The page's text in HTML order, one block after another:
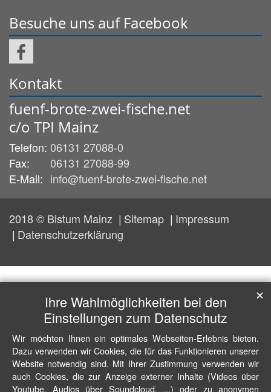
Besuche uns auf Facebook
Kontakt
fuenf-brote-zwei-fische.net
c/o TPI Mainz
Telefon: 06131 27088-0
Fax:
06131 27088-99
E-Mail: info@fuenf-brote-zwei-fische.net
2018 © Bistum Mainz Sitemap
Impressum
Datenschutzerklärung
Ihre Wahlmöglichkeiten bei den
Einstellungen zum Datenschutz
Wir möchten Ihnen ein optimales Webseiten-Erlebnis bieten.
Dazu verwenden wir Cookies, die für das Funktionieren unserer
Website notwendig sind. Mit Ihrer Zustimmung verwenden wir
auch Cookies, die zur Anzeige externer Inhalte (Videos über
Youtube, Audios über Soundcloud, ...) oder zu anonymen
✕